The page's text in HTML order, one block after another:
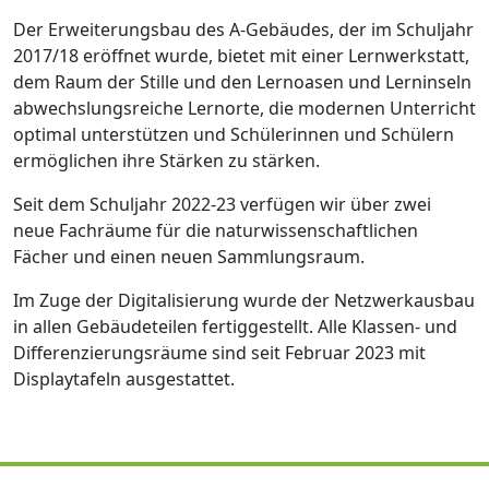
Der Erweiterungsbau des A-Gebäudes, der im Schuljahr
2017/18 eröffnet wurde, bietet mit einer Lernwerkstatt,
dem Raum der Stille und den Lernoasen und Lerninseln
abwechslungsreiche Lernorte, die modernen Unterricht
optimal unterstützen und Schülerinnen und Schülern
ermöglichen ihre Stärken zu stärken.
Seit dem Schuljahr 2022-23 verfügen wir über zwei
neue Fachräume für die naturwissenschaftlichen
Fächer und einen neuen Sammlungsraum.
Im Zuge der Digitalisierung wurde der Netzwerkausbau
in allen Gebäudeteilen fertiggestellt. Alle Klassen- und
Differenzierungsräume sind seit Februar 2023 mit
Displaytafeln ausgestattet.